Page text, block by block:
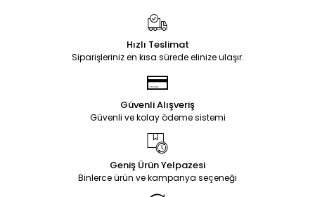
Hızlı Teslimat
Siparişleriniz en kısa sürede elinize ulaşır.
Güvenli Alışveriş
Güvenli ve kolay ödeme sistemi
Geniş Ürün Yelpazesi
Binlerce ürün ve kampanya seçeneği